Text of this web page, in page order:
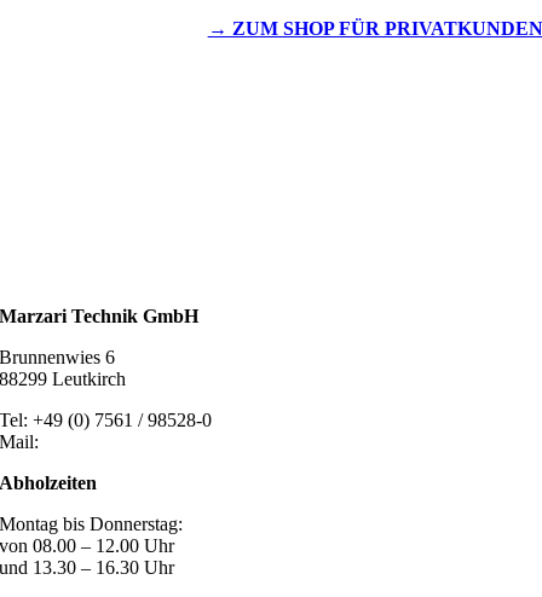
→ ZUM SHOP FÜR PRIVATKUNDEN
Marzari Technik GmbH
Brunnenwies 6
88299 Leutkirch
Tel: +49 (0) 7561 / 98528-0
Mail:
Abholzeiten
Montag bis Donnerstag:
von 08.00 – 12.00 Uhr
und 13.30 – 16.30 Uhr